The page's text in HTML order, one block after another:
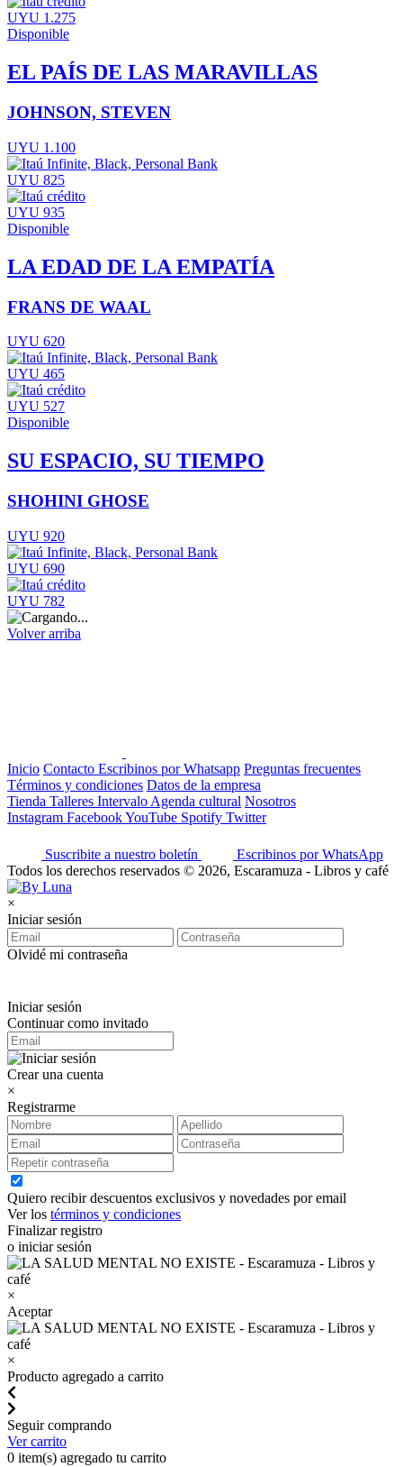
UYU 1.275
Disponible
EL PAÍS DE LAS MARAVILLAS
JOHNSON, STEVEN
UYU 1.100
UYU 825
UYU 935
Disponible
LA EDAD DE LA EMPATÍA
FRANS DE WAAL
UYU 620
UYU 465
UYU 527
Disponible
SU ESPACIO, SU TIEMPO
SHOHINI GHOSE
UYU 920
UYU 690
UYU 782
Volver arriba
Inicio Contacto Escribinos por Whatsapp Preguntas frecuentes
Términos y condiciones Datos de la empresa
Tienda Talleres Intervalo Agenda cultural Nosotros
Instagram FacebookYouTube Spotify Twitter
Suscribite a nuestro boletín
Escribinos por WhatsApp
Todos los derechos reservados © 2026, Escaramuza - Libros y café
×
Iniciar sesión
Olvidé mi contraseña
Iniciar sesión
Continuar como invitado
Crear una cuenta
×
Registrarme
Quiero recibir descuentos exclusivos y novedades por email
Ver los términos y condiciones
Finalizar registro
o iniciar sesión
×
Aceptar
×
Producto agregado a carrito
Seguir comprando
Ver carrito
0 item(s) agregado tu carrito